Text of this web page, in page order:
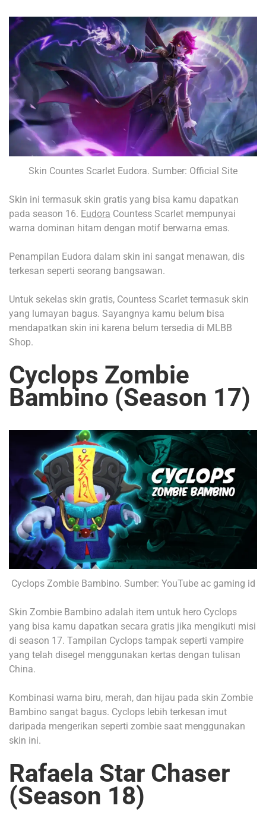
Skin Countes Scarlet Eudora. Sumber: Official Site
Skin ini termasuk skin gratis yang bisa kamu dapatkan
pada season 16. Eudora Countess Scarlet mempunyai
warna dominan hitam dengan motif berwarna emas.
Penampilan Eudora dalam skin ini sangat menawan, dis
terkesan seperti seorang bangsawan.
Untuk sekelas skin gratis, Countess Scarlet termasuk skin
yang lumayan bagus. Sayangnya kamu belum bisa
mendapatkan skin ini karena belum tersedia di MLBB
Shop.
Cyclops Zombie
Bambino (Season 17)
Cyclops Zombie Bambino. Sumber: YouTube ac gaming id
Skin Zombie Bambino adalah item untuk hero Cyclops
yang bisa kamu dapatkan secara gratis jika mengikuti misi
di season 17. Tampilan Cyclops tampak seperti vampire
yang telah disegel menggunakan kertas dengan tulisan
China.
Kombinasi warna biru, merah, dan hijau pada skin Zombie
Bambino sangat bagus. Cyclops lebih terkesan imut
daripada mengerikan seperti zombie saat menggunakan
skin ini.
Rafaela Star Chaser
(Season 18)